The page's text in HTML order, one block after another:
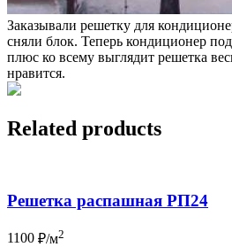
Заказывали решетку для
сняли блок. Теперь кондиционер
плюс ко всему выглядит решетка
нравится.
Related products
Решетка распашная РП24
1100 ₽/м2